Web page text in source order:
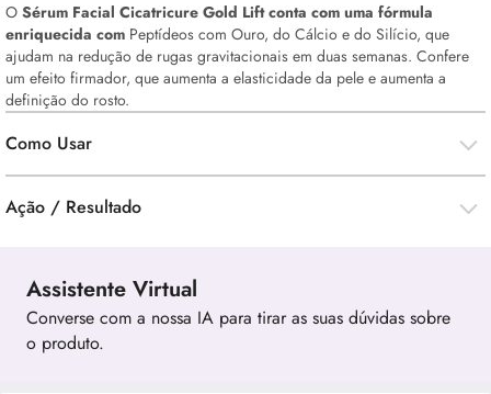
O Sérum Facial Cicatricure Gold Lift conta com uma fórmula
enriquecida com Peptídeos com Ouro, do Cálcio e do Silício, que
ajudam na redução de rugas gravitacionais em duas semanas. Confere
um efeito firmador, que aumenta a elasticidade da pele e aumenta a
definição do rosto.
Como Usar
Ação / Resultado
Assistente Virtual
Converse com a nossa IA para tirar as suas dúvidas sobre
o produto.